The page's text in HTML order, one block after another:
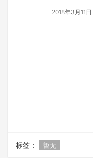
2018年3月11日
标签： 暂无